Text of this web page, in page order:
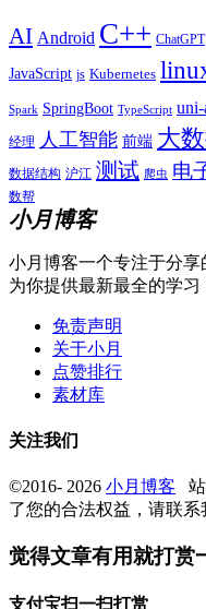
AI Android C++ ChatGPT
JavaScript js Kubernetes
Spark SpringBoot TypeScript uni-
经理 人工智能 前端 大
数据结构 沪江 测试 爬虫 电
数帮
小月博客
小月博客一个专注于分
为你提供最新最全的学习
免责声明
关于小月
点赞排行
素材库
关注我们
©2016- 2026 小月博客 站
了您的合法权益，请联系
觉得文章有用就打赏
支付宝扫一扫打赏